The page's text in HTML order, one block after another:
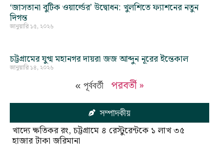
‘জাসতানা বুটিক ওয়ার্ল্ডের’ উদ্বোধন: খুলশিতে ফ্যাশনের নতুন
দিগন্ত
জানুয়ারি ১৫, ২০২৬
চট্টগ্রামের যুগ্ম মহানগর দায়রা জজ আব্দুন নূরের ইন্তেকাল
জানুয়ারি ১৪, ২০২৬
« পূর্ববর্তী পরবর্তী »
সম্পাদকীয়
খাদ্যে ক্ষতিকর রং, চট্টগ্রামে ৪ রেস্টুরেন্টকে ১ লাখ ৩৫
হাজার টাকা জরিমানা